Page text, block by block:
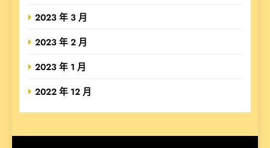
2023 年 3 月
2023 年 2 月
2023 年 1 月
2022 年 12 月